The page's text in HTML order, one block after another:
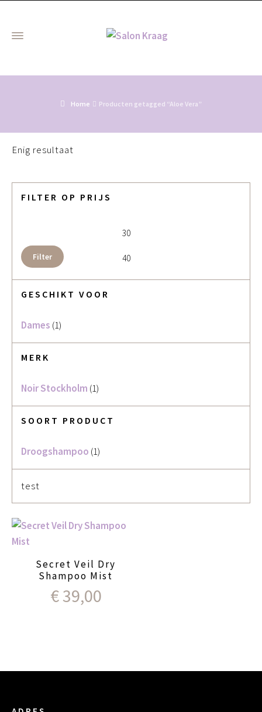
Home Producten getagged “Aloe Vera”
Enig resultaat
Secret Veil Dry
Shampoo Mist
€39,00
FILTER OP PRIJS
Min. prijs
Filter
GESCHIKT VOOR
Dames (1)
MERK
Noir Stockholm (1)
SOORT PRODUCT
Droogshampoo (1)
test